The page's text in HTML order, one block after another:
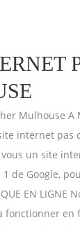
Mulhouse A
internet pas
un site
de Google,
EN LIGNE
fonctionner en